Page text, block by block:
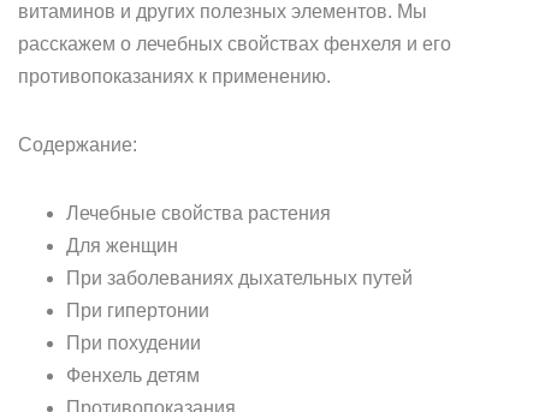
витаминов и других полезных элементов. Мы
расскажем о лечебных свойствах фенхеля и его
противопоказаниях к применению.
Содержание:
Лечебные свойства растения
Для женщин
При заболеваниях дыхательных путей
При гипертонии
При похудении
Фенхель детям
Противопоказания